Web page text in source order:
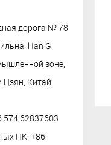
дорога № 78
l Ian G
зоне,
Цзян, Китай.
574 62837603
ПК: +86